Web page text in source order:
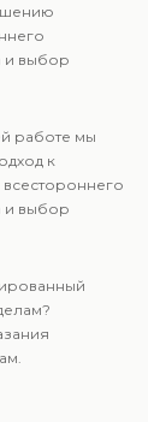
и выбор
работе мы
к
и выбор